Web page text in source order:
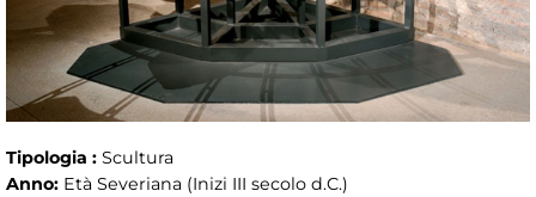
Tipologia : Scultura
Anno: Età Severiana (Inizi III secolo d.C.)